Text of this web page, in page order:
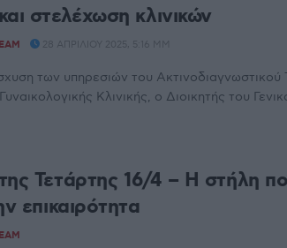
στελέχωση κλινικών
28 ΑΠΡΙΛΊΟΥ 2025, 5:16 ΜΜ
των υπηρεσιών του Ακτινοδιαγνωστικού
Κλινικής, ο Διοικητής του
Τετάρτης 16/4 – Η στήλη
επικαιρότητα